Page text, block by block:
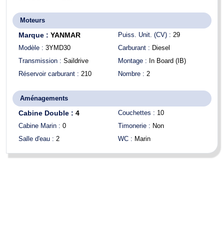
Moteurs
Marque : YANMAR
Modèle : 3YMD30
Transmission : Saildrive
Réservoir carburant : 210
Puiss. Unit. (CV) : 29
Carburant : Diesel
Montage : In Board (IB)
Nombre : 2
Aménagements
Cabine Double : 4
Cabine Marin : 0
Salle d'eau : 2
Couchettes : 10
Timonerie : Non
WC : Marin